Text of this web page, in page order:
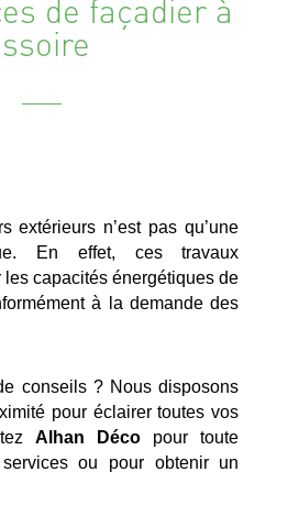
de façadier à
extérieurs n’est pas qu’une
En effet, ces travaux
les capacités énergétiques de
à la demande des
conseils ? Nous disposons
pour éclairer toutes vos
Alhan Déco pour toute
ou pour obtenir un